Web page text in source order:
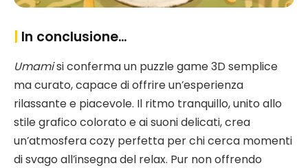
In conclusione…
Umamisi conferma un puzzle game 3D semplice
ma curato, capace di offrire un’esperienza
rilassante e piacevole. Il ritmo tranquillo, unito allo
stile grafico colorato e ai suoni delicati, crea
un’atmosfera cozy perfetta per chi cerca momenti
di svago all’insegna del relax. Pur non offrendo